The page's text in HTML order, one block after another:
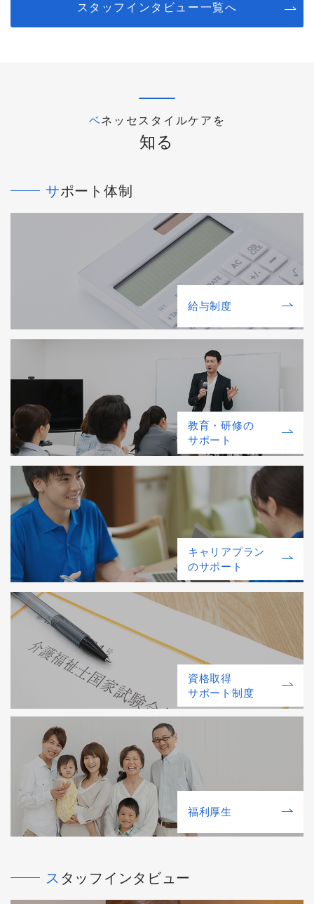
スタッフインタビュー一覧へ
ベネッセスタイルケアを
知る
サポート体制
給与制度
教育・研修の
サポート
キャリアプラン
のサポート
資格取得
サポート制度
福利厚⽣
スタッフインタビュー